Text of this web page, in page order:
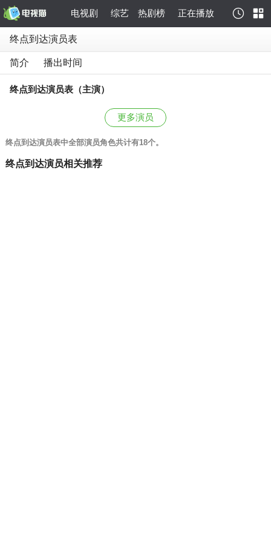
电视剧 综艺 热剧榜 正在播放
终点到达演员表
简介 播出时间
终点到达演员表（主演）
更多演员
终点到达演员表中全部演员角色共计有18个。
终点到达演员相关推荐